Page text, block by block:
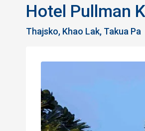
Hotel Pullman
Thajsko, Khao Lak, Takua Pa